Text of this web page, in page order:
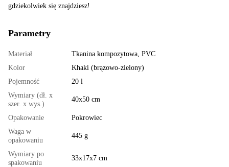
gdziekolwiek się znajdziesz!
Parametry
Materiał
Tkanina kompozytowa, PVC
Kolor
Khaki (brązowo-zielony)
Pojemność
20 l
Wymiary (dł. x
szer. x wys.)
40х50 cm
Opakowanie
Pokrowiec
Waga w
opakowaniu
445 g
Wymiary po
spakowaniu
33х17х7 cm